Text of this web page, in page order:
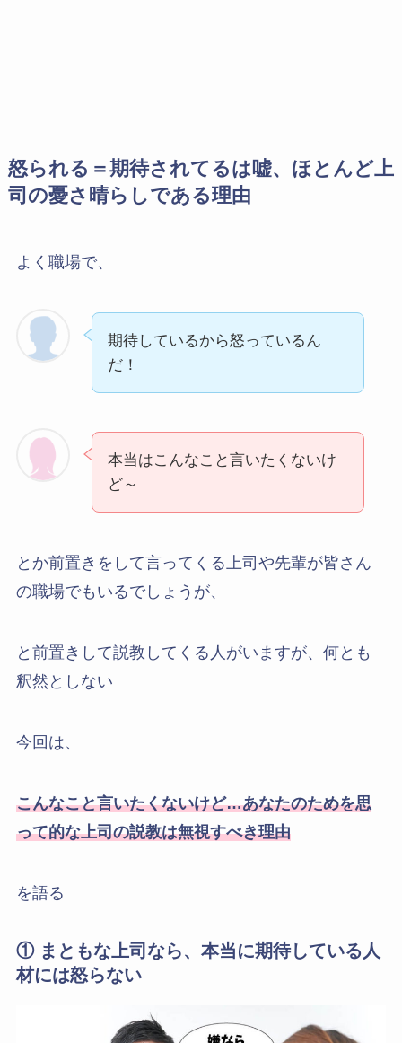
怒られる＝期待されてるは嘘、ほとんど上
司の憂さ晴らしである理由
よく職場で、
期待しているから怒っているん
だ！
本当はこんなこと言いたくないけ
ど～
とか前置きをして言ってくる上司や先輩が皆さん
の職場でもいるでしょうが、
と前置きして説教してくる人がいますが、何とも
釈然としない
今回は、
こんなこと言いたくないけど…あなたのためを思
って的な上司の説教は無視すべき理由
を語る
① まともな上司なら、本当に期待している人
材には怒らない